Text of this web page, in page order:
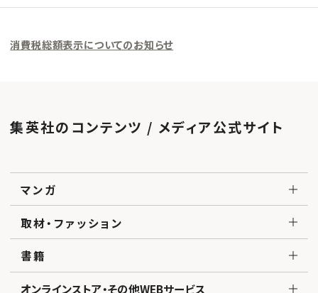
消費税総額表示についてのお知らせ
集英社のコンテンツ / メディア公式サイト
マンガ
取材・ファッション
書籍
オンラインストア・その他WEBサービス